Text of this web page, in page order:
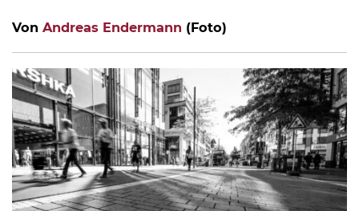
Von Andreas Endermann (Foto)